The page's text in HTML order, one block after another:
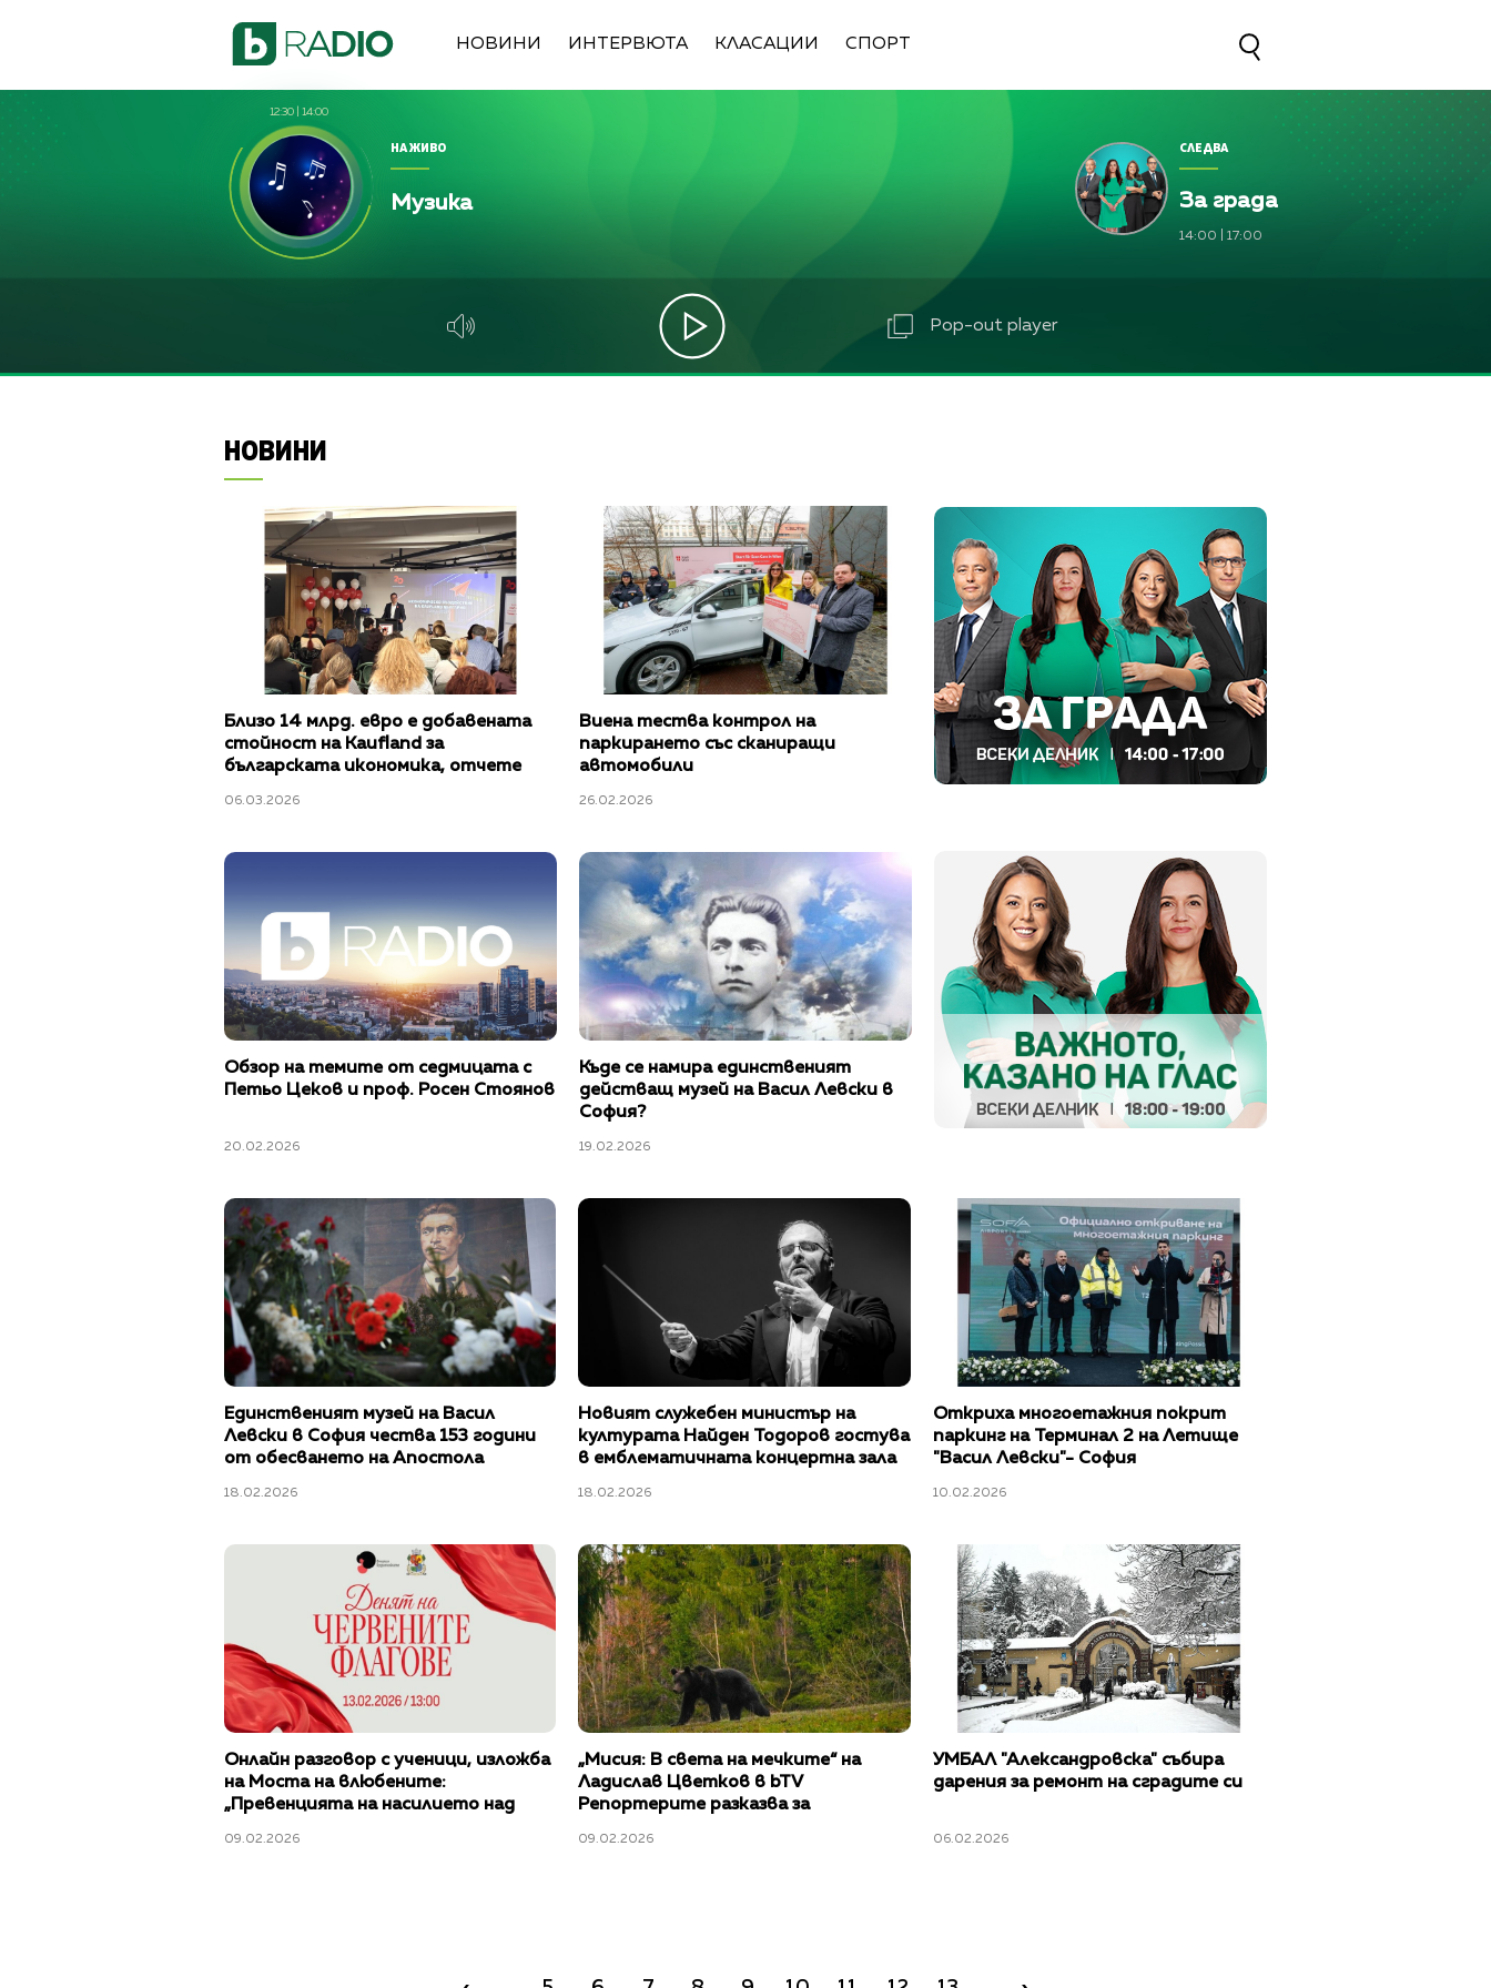
НОВИНИ ИНТЕРВЮТА КЛАСАЦИИ СПОРТ
12:30 14:00
НА ЖИВО
Музика
СЛЕДВА
За града
14:00 17:00
Pop-out player
НОВИНИ
Близо 14 млрд. евро e добавената
стойност на Kaufland за
българската икономика, отчете
06.03.2026
Виена тества контрол на
паркирането със сканиращи
автомобили
26.02.2026
Обзор на темите от седмицата с
Петьо Цеков и проф. Росен Стоянов
20.02.2026
Къде се намира единственият
действащ музей на Васил Левски в
София?
19.02.2026
Единственият музей на Васил
Левски в София чества 153 години
от обесването на Апостола
18.02.2026
Новият служебен министър на
културата Найден Тодоров гостува
в емблематичната концертна зала
18.02.2026
Откриха многоетажния покрит
паркинг на Терминал 2 на Летище
"Васил Левски"- София
10.02.2026
Онлайн разговор с ученици, изложба
на Моста на влюбените:
„Превенцията на насилието над
09.02.2026
„Мисия: В света на мечките“ на
Ладислав Цветков в bTV
Репортерите разказва за
09.02.2026
УМБАЛ "Александровска" събира
дарения за ремонт на сградите си
06.02.2026